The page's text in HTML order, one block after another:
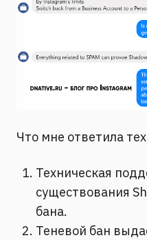
Что мне ответила
Техническая
существования
бана.
Теневой бан